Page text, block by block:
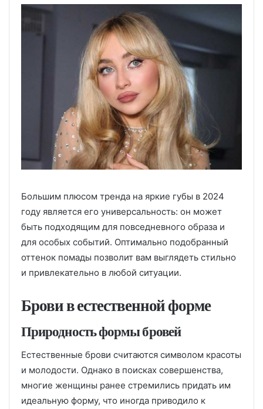
Большим плюсом тренда на яркие губы в 2024
году является его универсальность: он может
быть подходящим для повседневного образа и
для особых событий. Оптимально подобранный
оттенок помады позволит вам выглядеть стильно
и привлекательно в любой ситуации.
Брови в естественной форме
Природность формы бровей
Естественные брови считаются символом красоты
и молодости. Однако в поисках совершенства,
многие женщины ранее стремились придать им
идеальную форму, что иногда приводило к